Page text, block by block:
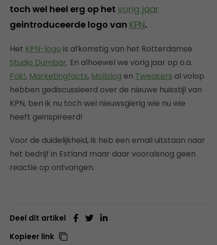
toch wel heel erg op het vorig jaar
geintroduceerde logo van KPN.
Het KPN-logo is afkomstig van het Rotterdamse
Studio Dumbar. En alhoewel we vorig jaar op o.a.
Fok!, Marketingfacts, Molblog en Tweakers al volop
hebben gediscussieerd over de nieuwe huisstijl van
KPN, ben ik nu toch wel nieuwsgierig wie nu wie
heeft geinspireerd!
Voor de duidelijkheid, ik heb een email uitstaan naar
het bedrijf in Estland maar daar vooralsnog geen
reactie op ontvangen.
Deel dit artikel
Kopieer link